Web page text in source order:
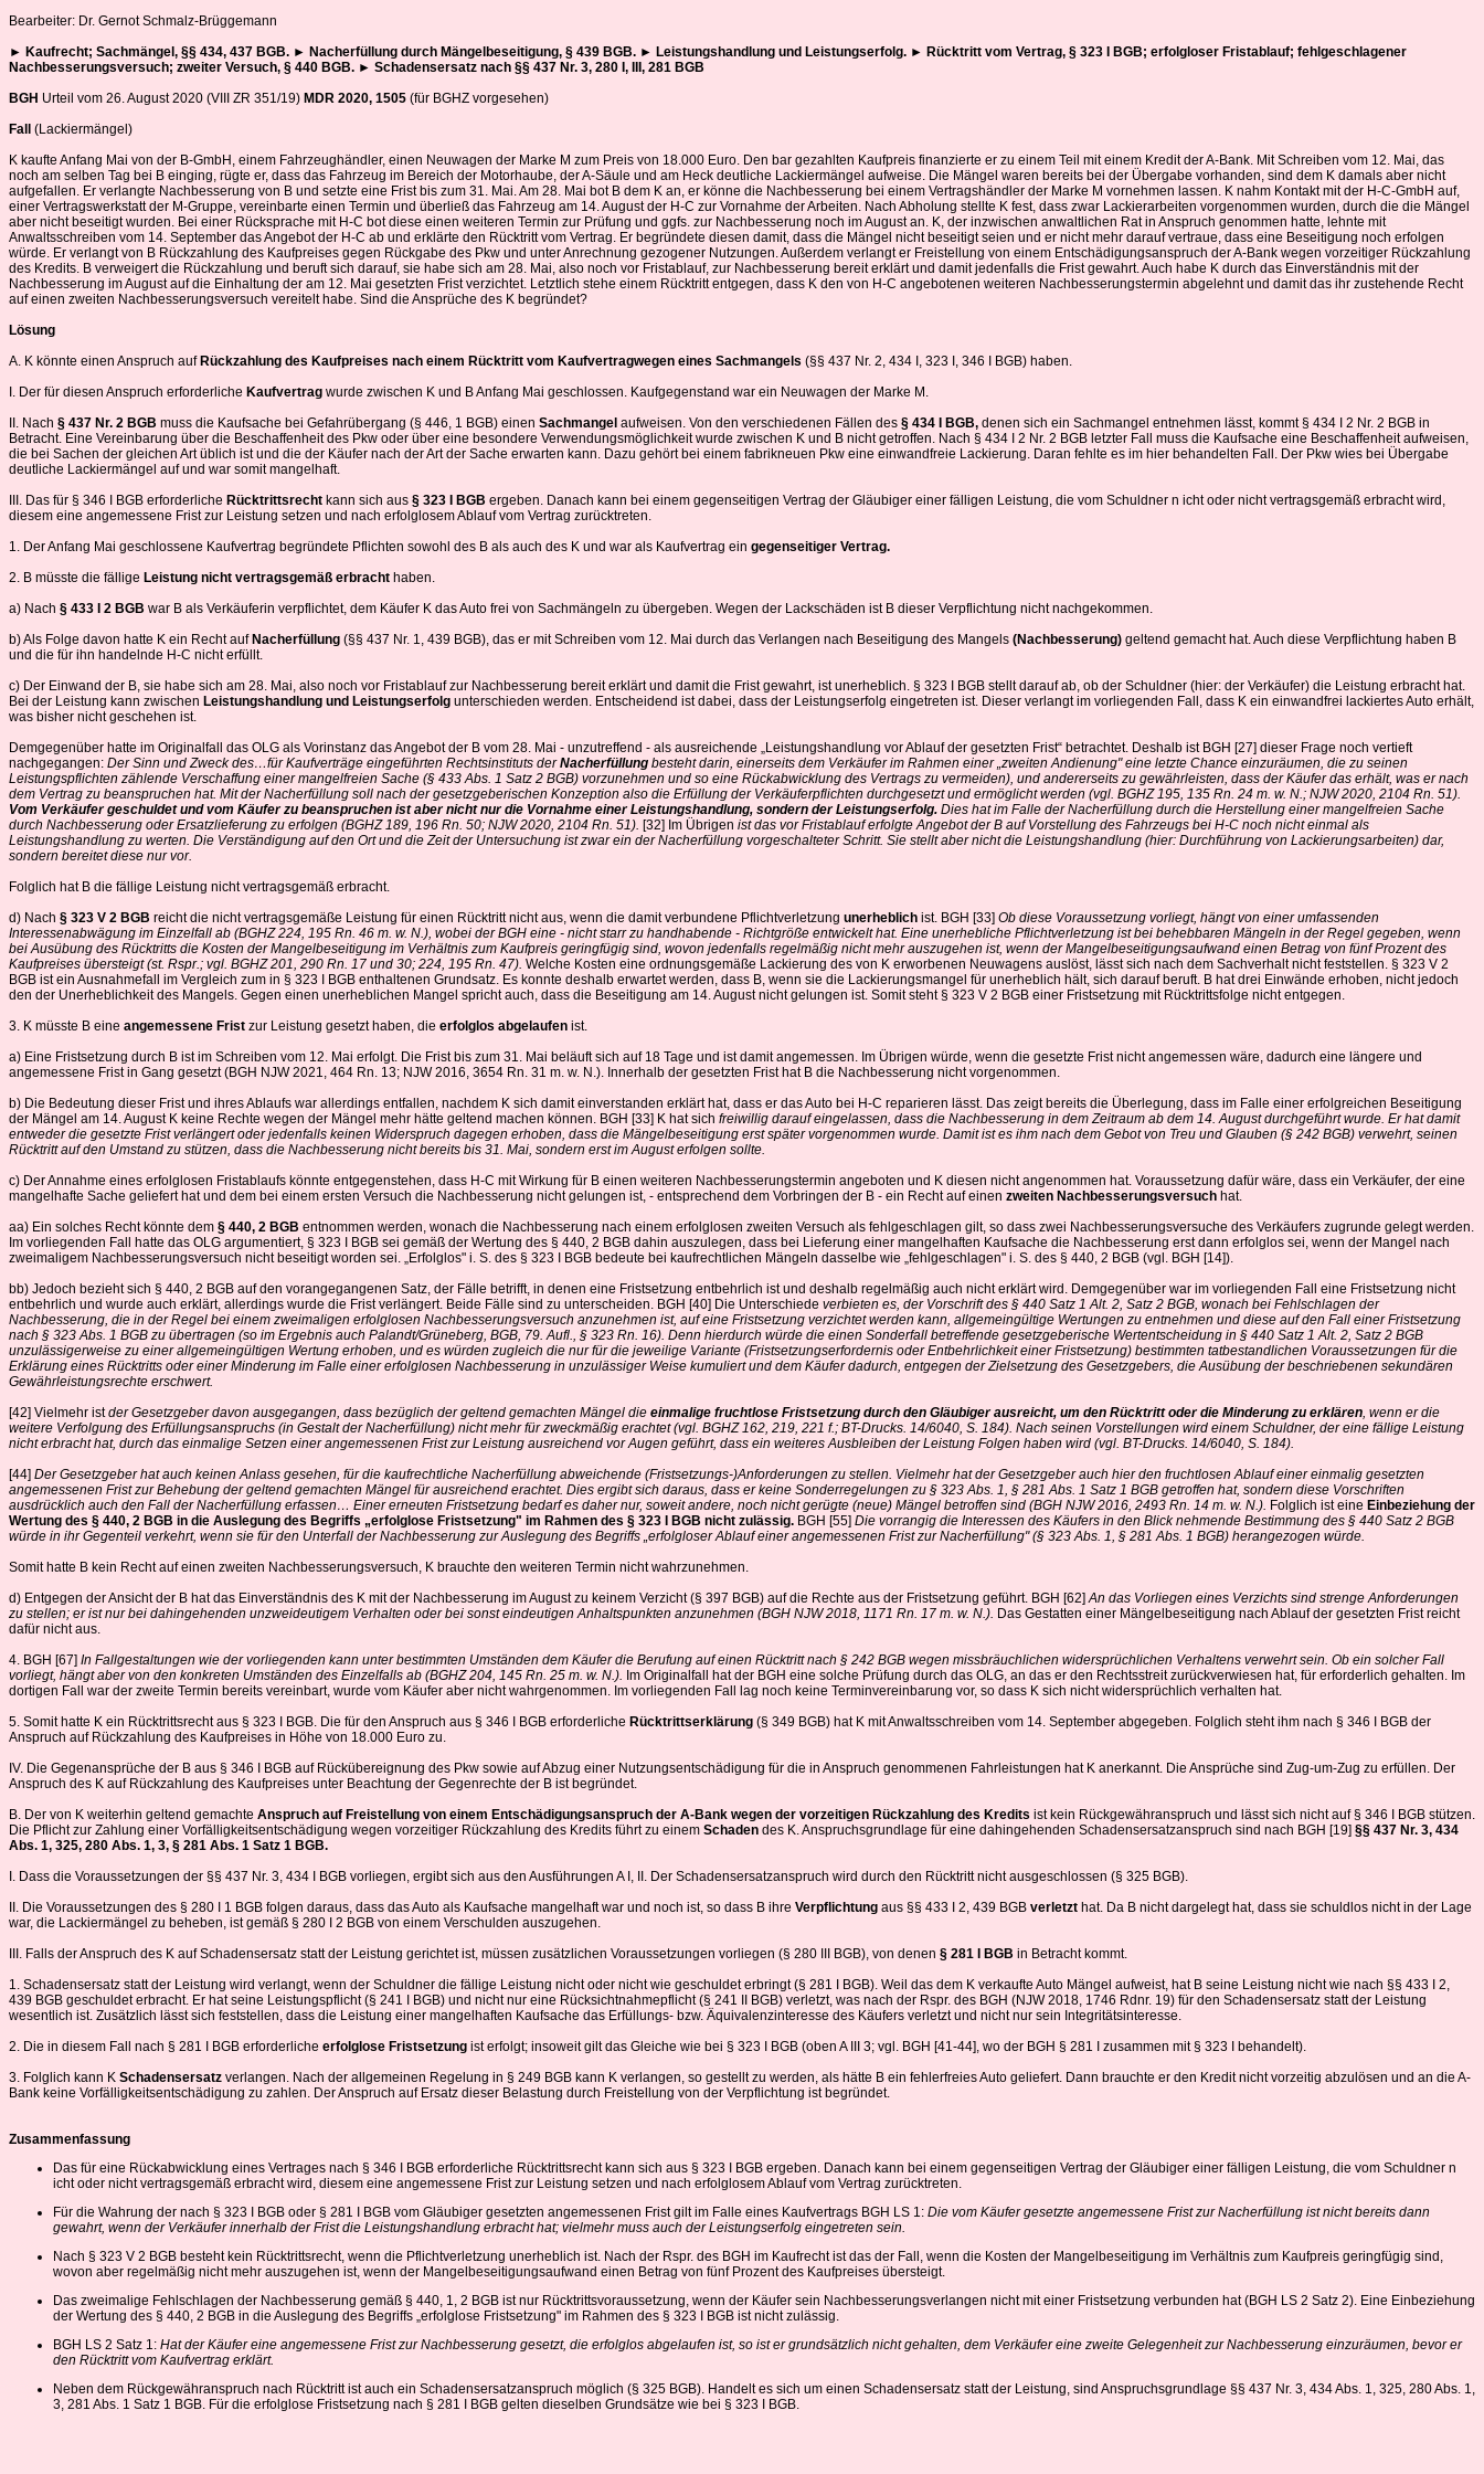
Bearbeiter: Dr. Gernot Schmalz-Brüggemann
► Kaufrecht; Sachmängel, §§ 434, 437 BGB. ► Nacherfüllung durch Mängelbeseitigung, § 439 BGB. ► Leistungshandlung und Leistungserfolg. ► Rücktritt vom Vertrag, § 323 I BGB; erfolgloser Fristablauf; fehlgeschlagener
Nachbesserungsversuch; zweiter Versuch, § 440 BGB. ► Schadensersatz nach §§ 437 Nr. 3, 280 I, III, 281 BGB
BGH Urteil vom 26. August 2020 (VIII ZR 351/19) MDR 2020, 1505 (für BGHZ vorgesehen)
Fall (Lackiermängel)
K kaufte Anfang Mai von der B-GmbH, einem Fahrzeughändler, einen Neuwagen der Marke M zum Preis von 18.000 Euro. Den bar gezahlten Kaufpreis finanzierte er zu einem Teil mit einem Kredit der A-Bank. Mit Schreiben vom 12. Mai, das
noch am selben Tag bei B einging, rügte er, dass das Fahrzeug im Bereich der Motorhaube, der A-Säule und am Heck deutliche Lackiermängel aufweise. Die Mängel waren bereits bei der Übergabe vorhanden, sind dem K damals aber nicht
aufgefallen. Er verlangte Nachbesserung von B und setzte eine Frist bis zum 31. Mai. Am 28. Mai bot B dem K an, er könne die Nachbesserung bei einem Vertragshändler der Marke M vornehmen lassen. K nahm Kontakt mit der H-C-GmbH auf,
einer Vertragswerkstatt der M-Gruppe, vereinbarte einen Termin und überließ das Fahrzeug am 14. August der H-C zur Vornahme der Arbeiten. Nach Abholung stellte K fest, dass zwar Lackierarbeiten vorgenommen wurden, durch die die Mängel
aber nicht beseitigt wurden. Bei einer Rücksprache mit H-C bot diese einen weiteren Termin zur Prüfung und ggfs. zur Nachbesserung noch im August an. K, der inzwischen anwaltlichen Rat in Anspruch genommen hatte, lehnte mit
Anwaltsschreiben vom 14. September das Angebot der H-C ab und erklärte den Rücktritt vom Vertrag. Er begründete diesen damit, dass die Mängel nicht beseitigt seien und er nicht mehr darauf vertraue, dass eine Beseitigung noch erfolgen
würde. Er verlangt von B Rückzahlung des Kaufpreises gegen Rückgabe des Pkw und unter Anrechnung gezogener Nutzungen. Außerdem verlangt er Freistellung von einem Entschädigungsanspruch der A-Bank wegen vorzeitiger Rückzahlung
des Kredits. B verweigert die Rückzahlung und beruft sich darauf, sie habe sich am 28. Mai, also noch vor Fristablauf, zur Nachbesserung bereit erklärt und damit jedenfalls die Frist gewahrt. Auch habe K durch das Einverständnis mit der
Nachbesserung im August auf die Einhaltung der am 12. Mai gesetzten Frist verzichtet. Letztlich stehe einem Rücktritt entgegen, dass K den von H-C angebotenen weiteren Nachbesserungstermin abgelehnt und damit das ihr zustehende Recht
auf einen zweiten Nachbesserungsversuch vereitelt habe. Sind die Ansprüche des K begründet?
Lösung
A. K könnte einen Anspruch auf Rückzahlung des Kaufpreises nach einem Rücktritt vom Kaufvertragwegen eines Sachmangels (§§ 437 Nr. 2, 434 I, 323 I, 346 I BGB) haben.
I. Der für diesen Anspruch erforderliche Kaufvertrag wurde zwischen K und B Anfang Mai geschlossen. Kaufgegenstand war ein Neuwagen der Marke M.
II. Nach § 437 Nr. 2 BGB muss die Kaufsache bei Gefahrübergang (§ 446, 1 BGB) einen Sachmangel aufweisen. Von den verschiedenen Fällen des § 434 I BGB, denen sich ein Sachmangel entnehmen lässt, kommt § 434 I 2 Nr. 2 BGB in
Betracht. Eine Vereinbarung über die Beschaffenheit des Pkw oder über eine besondere Verwendungsmöglichkeit wurde zwischen K und B nicht getroffen. Nach § 434 I 2 Nr. 2 BGB letzter Fall muss die Kaufsache eine Beschaffenheit aufweisen,
die bei Sachen der gleichen Art üblich ist und die der Käufer nach der Art der Sache erwarten kann. Dazu gehört bei einem fabrikneuen Pkw eine einwandfreie Lackierung. Daran fehlte es im hier behandelten Fall. Der Pkw wies bei Übergabe
deutliche Lackiermängel auf und war somit mangelhaft.
III. Das für § 346 I BGB erforderliche Rücktrittsrecht kann sich aus § 323 I BGB ergeben. Danach kann bei einem gegenseitigen Vertrag der Gläubiger einer fälligen Leistung, die vom Schuldner n icht oder nicht vertragsgemäß erbracht wird,
diesem eine angemessene Frist zur Leistung setzen und nach erfolglosem Ablauf vom Vertrag zurücktreten.
1. Der Anfang Mai geschlossene Kaufvertrag begründete Pflichten sowohl des B als auch des K und war als Kaufvertrag ein gegenseitiger Vertrag.
2. B müsste die fällige Leistung nicht vertragsgemäß erbracht haben.
a) Nach § 433 I 2 BGB war B als Verkäuferin verpflichtet, dem Käufer K das Auto frei von Sachmängeln zu übergeben. Wegen der Lackschäden ist B dieser Verpflichtung nicht nachgekommen.
b) Als Folge davon hatte K ein Recht auf Nacherfüllung (§§ 437 Nr. 1, 439 BGB), das er mit Schreiben vom 12. Mai durch das Verlangen nach Beseitigung des Mangels (Nachbesserung) geltend gemacht hat. Auch diese Verpflichtung haben B
und die für ihn handelnde H-C nicht erfüllt.
c) Der Einwand der B, sie habe sich am 28. Mai, also noch vor Fristablauf zur Nachbesserung bereit erklärt und damit die Frist gewahrt, ist unerheblich. § 323 I BGB stellt darauf ab, ob der Schuldner (hier: der Verkäufer) die Leistung erbracht hat.
Bei der Leistung kann zwischen Leistungshandlung und Leistungserfolg unterschieden werden. Entscheidend ist dabei, dass der Leistungserfolg eingetreten ist. Dieser verlangt im vorliegenden Fall, dass K ein einwandfrei lackiertes Auto erhält,
was bisher nicht geschehen ist.
Demgegenüber hatte im Originalfall das OLG als Vorinstanz das Angebot der B vom 28. Mai - unzutreffend - als ausreichende „Leistungshandlung vor Ablauf der gesetzten Frist“ betrachtet. Deshalb ist BGH [27] dieser Frage noch vertieft
nachgegangen: Der Sinn und Zweck des…für Kaufverträge eingeführten Rechtsinstituts derNacherfüllung besteht darin, einerseits dem Verkäufer im Rahmen einer „zweiten Andienung" eine letzte Chance einzuräumen, die zu seinen
Leistungspflichten zählende Verschaffung einer mangelfreien Sache (§ 433 Abs. 1 Satz 2 BGB) vorzunehmen und so eine Rückabwicklung des Vertrags zu vermeiden), und andererseits zu gewährleisten, dass der Käufer das erhält, was er nach
dem Vertrag zu beanspruchen hat. Mit der Nacherfüllung soll nach der gesetzgeberischen Konzeption also die Erfüllung der Verkäuferpflichten durchgesetzt und ermöglicht werden (vgl. BGHZ 195, 135 Rn. 24 m. w. N.; NJW 2020, 2104 Rn. 51).
Vom Verkäufer geschuldet und vom Käufer zu beanspruchen ist aber nicht nur die Vornahme einer Leistungshandlung, sondern der Leistungserfolg. Dies hat im Falle der Nacherfüllung durch die Herstellung einer mangelfreien Sache
durch Nachbesserung oder Ersatzlieferung zu erfolgen (BGHZ 189, 196 Rn. 50; NJW 2020, 2104 Rn. 51). [32] Im Übrigen ist das vor Fristablauf erfolgte Angebot der B auf Vorstellung des Fahrzeugs bei H-C noch nicht einmal als
Leistungshandlung zu werten. Die Verständigung auf den Ort und die Zeit der Untersuchung ist zwar ein der Nacherfüllung vorgeschalteter Schritt. Sie stellt aber nicht die Leistungshandlung (hier: Durchführung von Lackierungsarbeiten) dar,
sondern bereitet diese nur vor.
Folglich hat B die fällige Leistung nicht vertragsgemäß erbracht.
d) Nach § 323 V 2 BGB reicht die nicht vertragsgemäße Leistung für einen Rücktritt nicht aus, wenn die damit verbundene Pflichtverletzung unerheblich ist. BGH [33] Ob diese Voraussetzung vorliegt, hängt von einer umfassenden
Interessenabwägung im Einzelfall ab (BGHZ 224, 195 Rn. 46 m. w. N.), wobei der BGH eine - nicht starr zu handhabende - Richtgröße entwickelt hat. Eine unerhebliche Pflichtverletzung ist bei behebbaren Mängeln in der Regel gegeben, wenn
bei Ausübung des Rücktritts die Kosten der Mangelbeseitigung im Verhältnis zum Kaufpreis geringfügig sind, wovon jedenfalls regelmäßig nicht mehr auszugehen ist, wenn der Mangelbeseitigungsaufwand einen Betrag von fünf Prozent des
Kaufpreises übersteigt (st. Rspr.; vgl. BGHZ 201, 290 Rn. 17 und 30; 224, 195 Rn. 47). Welche Kosten eine ordnungsgemäße Lackierung des von K erworbenen Neuwagens auslöst, lässt sich nach dem Sachverhalt nicht feststellen. § 323 V 2
BGB ist ein Ausnahmefall im Vergleich zum in § 323 I BGB enthaltenen Grundsatz. Es konnte deshalb erwartet werden, dass B, wenn sie die Lackierungsmangel für unerheblich hält, sich darauf beruft. B hat drei Einwände erhoben, nicht jedoch
den der Unerheblichkeit des Mangels. Gegen einen unerheblichen Mangel spricht auch, dass die Beseitigung am 14. August nicht gelungen ist. Somit steht § 323 V 2 BGB einer Fristsetzung mit Rücktrittsfolge nicht entgegen.
3. K müsste B eine angemessene Frist zur Leistung gesetzt haben, die erfolglos abgelaufen ist.
a) Eine Fristsetzung durch B ist im Schreiben vom 12. Mai erfolgt. Die Frist bis zum 31. Mai beläuft sich auf 18 Tage und ist damit angemessen. Im Übrigen würde, wenn die gesetzte Frist nicht angemessen wäre, dadurch eine längere und
angemessene Frist in Gang gesetzt (BGH NJW 2021, 464 Rn. 13; NJW 2016, 3654 Rn. 31 m. w. N.). Innerhalb der gesetzten Frist hat B die Nachbesserung nicht vorgenommen.
b) Die Bedeutung dieser Frist und ihres Ablaufs war allerdings entfallen, nachdem K sich damit einverstanden erklärt hat, dass er das Auto bei H-C reparieren lässt. Das zeigt bereits die Überlegung, dass im Falle einer erfolgreichen Beseitigung
der Mängel am 14. August K keine Rechte wegen der Mängel mehr hätte geltend machen können. BGH [33] K hat sich freiwillig darauf eingelassen, dass die Nachbesserung in dem Zeitraum ab dem 14. August durchgeführt wurde. Er hat damit
entweder die gesetzte Frist verlängert oder jedenfalls keinen Widerspruch dagegen erhoben, dass die Mängelbeseitigung erst später vorgenommen wurde. Damit ist es ihm nach dem Gebot von Treu und Glauben (§ 242 BGB) verwehrt, seinen
Rücktritt auf den Umstand zu stützen, dass die Nachbesserung nicht bereits bis 31. Mai, sondern erst im August erfolgen sollte.
c) Der Annahme eines erfolglosen Fristablaufs könnte entgegenstehen, dass H-C mit Wirkung für B einen weiteren Nachbesserungstermin angeboten und K diesen nicht angenommen hat. Voraussetzung dafür wäre, dass ein Verkäufer, der eine
mangelhafte Sache geliefert hat und dem bei einem ersten Versuch die Nachbesserung nicht gelungen ist, - entsprechend dem Vorbringen der B - ein Recht auf einen zweiten Nachbesserungsversuch hat.
aa) Ein solches Recht könnte dem § 440, 2 BGB entnommen werden, wonach die Nachbesserung nach einem erfolglosen zweiten Versuch als fehlgeschlagen gilt, so dass zwei Nachbesserungsversuche des Verkäufers zugrunde gelegt werden.
Im vorliegenden Fall hatte das OLG argumentiert, § 323 I BGB sei gemäß der Wertung des § 440, 2 BGB dahin auszulegen, dass bei Lieferung einer mangelhaften Kaufsache die Nachbesserung erst dann erfolglos sei, wenn der Mangel nach
zweimaligem Nachbesserungsversuch nicht beseitigt worden sei. „Erfolglos" i. S. des § 323 I BGB bedeute bei kaufrechtlichen Mängeln dasselbe wie „fehlgeschlagen" i. S. des § 440, 2 BGB (vgl. BGH [14]).
bb) Jedoch bezieht sich § 440, 2 BGB auf den vorangegangenen Satz, der Fälle betrifft, in denen eine Fristsetzung entbehrlich ist und deshalb regelmäßig auch nicht erklärt wird. Demgegenüber war im vorliegenden Fall eine Fristsetzung nicht
entbehrlich und wurde auch erklärt, allerdings wurde die Frist verlängert. Beide Fälle sind zu unterscheiden. BGH [40] Die Unterschiede verbieten es, der Vorschrift des § 440 Satz 1 Alt. 2, Satz 2 BGB, wonach bei Fehlschlagen der
Nachbesserung, die in der Regel bei einem zweimaligen erfolglosen Nachbesserungsversuch anzunehmen ist, auf eine Fristsetzung verzichtet werden kann, allgemeingültige Wertungen zu entnehmen und diese auf den Fall einer Fristsetzung
nach § 323 Abs. 1 BGB zu übertragen (so im Ergebnis auch Palandt/Grüneberg, BGB, 79. Aufl., § 323 Rn. 16). Denn hierdurch würde die einen Sonderfall betreffende gesetzgeberische Wertentscheidung in § 440 Satz 1 Alt. 2, Satz 2 BGB
unzulässigerweise zu einer allgemeingültigen Wertung erhoben, und es würden zugleich die nur für die jeweilige Variante (Fristsetzungserfordernis oder Entbehrlichkeit einer Fristsetzung) bestimmten tatbestandlichen Voraussetzungen für die
Erklärung eines Rücktritts oder einer Minderung im Falle einer erfolglosen Nachbesserung in unzulässiger Weise kumuliert und dem Käufer dadurch, entgegen der Zielsetzung des Gesetzgebers, die Ausübung der beschriebenen sekundären
Gewährleistungsrechte erschwert.
[42] Vielmehr istder Gesetzgeber davon ausgegangen, dass bezüglich der geltend gemachten Mängel die einmalige fruchtlose Fristsetzung durch den Gläubiger ausreicht, um den Rücktritt oder die Minderung zu erklären, wenn er die
weitere Verfolgung des Erfüllungsanspruchs (in Gestalt der Nacherfüllung) nicht mehr für zweckmäßig erachtet (vgl. BGHZ 162, 219, 221 f.; BT-Drucks. 14/6040, S. 184). Nach seinen Vorstellungen wird einem Schuldner, der eine fällige Leistung
nicht erbracht hat, durch das einmalige Setzen einer angemessenen Frist zur Leistung ausreichend vor Augen geführt, dass ein weiteres Ausbleiben der Leistung Folgen haben wird (vgl. BT-Drucks. 14/6040, S. 184).
[44] Der Gesetzgeber hat auch keinen Anlass gesehen, für die kaufrechtliche Nacherfüllung abweichende (Fristsetzungs-)Anforderungen zu stellen. Vielmehr hat der Gesetzgeber auch hier den fruchtlosen Ablauf einer einmalig gesetzten
angemessenen Frist zur Behebung der geltend gemachten Mängel für ausreichend erachtet. Dies ergibt sich daraus, dass er keine Sonderregelungen zu § 323 Abs. 1, § 281 Abs. 1 Satz 1 BGB getroffen hat, sondern diese Vorschriften
ausdrücklich auch den Fall der Nacherfüllung erfassen… Einer erneuten Fristsetzung bedarf es daher nur, soweit andere, noch nicht gerügte (neue) Mängel betroffen sind (BGH NJW 2016, 2493 Rn. 14 m. w. N.). Folglich ist eine Einbeziehung der
Wertung des § 440, 2 BGB in die Auslegung des Begriffs „erfolglose Fristsetzung" im Rahmen des § 323 I BGB nicht zulässig. BGH [55] Die vorrangig die Interessen des Käufers in den Blick nehmende Bestimmung des § 440 Satz 2 BGB
würde in ihr Gegenteil verkehrt, wenn sie für den Unterfall der Nachbesserung zur Auslegung des Begriffs „erfolgloser Ablauf einer angemessenen Frist zur Nacherfüllung" (§ 323 Abs. 1, § 281 Abs. 1 BGB) herangezogen würde.
Somit hatte B kein Recht auf einen zweiten Nachbesserungsversuch, K brauchte den weiteren Termin nicht wahrzunehmen.
d) Entgegen der Ansicht der B hat das Einverständnis des K mit der Nachbesserung im August zu keinem Verzicht (§ 397 BGB) auf die Rechte aus der Fristsetzung geführt. BGH [62]An das Vorliegen eines Verzichts sind strenge Anforderungen
zu stellen; er ist nur bei dahingehenden unzweideutigem Verhalten oder bei sonst eindeutigen Anhaltspunkten anzunehmen (BGH NJW 2018, 1171 Rn. 17 m. w. N.). Das Gestatten einer Mängelbeseitigung nach Ablauf der gesetzten Frist reicht
dafür nicht aus.
4. BGH [67] In Fallgestaltungen wie der vorliegenden kann unter bestimmten Umständen dem Käufer die Berufung auf einen Rücktritt nach § 242 BGB wegen missbräuchlichen widersprüchlichen Verhaltens verwehrt sein. Ob ein solcher Fall
vorliegt, hängt aber von den konkreten Umständen des Einzelfalls ab (BGHZ 204, 145 Rn. 25 m. w. N.). Im Originalfall hat der BGH eine solche Prüfung durch das OLG, an das er den Rechtsstreit zurückverwiesen hat, für erforderlich gehalten. Im
dortigen Fall war der zweite Termin bereits vereinbart, wurde vom Käufer aber nicht wahrgenommen. Im vorliegenden Fall lag noch keine Terminvereinbarung vor, so dass K sich nicht widersprüchlich verhalten hat.
5. Somit hatte K ein Rücktrittsrecht aus § 323 I BGB. Die für den Anspruch aus § 346 I BGB erforderliche Rücktrittserklärung (§ 349 BGB) hat K mit Anwaltsschreiben vom 14. September abgegeben. Folglich steht ihm nach § 346 I BGB der
Anspruch auf Rückzahlung des Kaufpreises in Höhe von 18.000 Euro zu.
IV. Die Gegenansprüche der B aus § 346 I BGB auf Rückübereignung des Pkw sowie auf Abzug einer Nutzungsentschädigung für die in Anspruch genommenen Fahrleistungen hat K anerkannt. Die Ansprüche sind Zug-um-Zug zu erfüllen. Der
Anspruch des K auf Rückzahlung des Kaufpreises unter Beachtung der Gegenrechte der B ist begründet.
B. Der von K weiterhin geltend gemachte Anspruch auf Freistellung von einem Entschädigungsanspruch der A-Bank wegen der vorzeitigen Rückzahlung des Kredits ist kein Rückgewähranspruch und lässt sich nicht auf § 346 I BGB stützen.
Die Pflicht zur Zahlung einer Vorfälligkeitsentschädigung wegen vorzeitiger Rückzahlung des Kredits führt zu einem Schaden des K. Anspruchsgrundlage für eine dahingehenden Schadensersatzanspruch sind nach BGH [19] §§ 437 Nr. 3, 434
Abs. 1, 325, 280 Abs. 1, 3, § 281 Abs. 1 Satz 1 BGB.
I. Dass die Voraussetzungen der §§ 437 Nr. 3, 434 I BGB vorliegen, ergibt sich aus den Ausführungen A I, II. Der Schadensersatzanspruch wird durch den Rücktritt nicht ausgeschlossen (§ 325 BGB).
II. Die Voraussetzungen des § 280 I 1 BGB folgen daraus, dass das Auto als Kaufsache mangelhaft war und noch ist, so dass B ihre Verpflichtung aus §§ 433 I 2, 439 BGB verletzt hat. Da B nicht dargelegt hat, dass sie schuldlos nicht in der Lage
war, die Lackiermängel zu beheben, ist gemäß § 280 I 2 BGB von einem Verschulden auszugehen.
III. Falls der Anspruch des K auf Schadensersatz statt der Leistung gerichtet ist, müssen zusätzlichen Voraussetzungen vorliegen (§ 280 III BGB), von denen § 281 I BGB in Betracht kommt.
1. Schadensersatz statt der Leistung wird verlangt, wenn der Schuldner die fällige Leistung nicht oder nicht wie geschuldet erbringt (§ 281 I BGB). Weil das dem K verkaufte Auto Mängel aufweist, hat B seine Leistung nicht wie nach §§ 433 I 2,
439 BGB geschuldet erbracht. Er hat seine Leistungspflicht (§ 241 I BGB) und nicht nur eine Rücksichtnahmepflicht (§ 241 II BGB) verletzt, was nach der Rspr. des BGH (NJW 2018, 1746 Rdnr. 19) für den Schadensersatz statt der Leistung
wesentlich ist. Zusätzlich lässt sich feststellen, dass die Leistung einer mangelhaften Kaufsache das Erfüllungs- bzw. Äquivalenzinteresse des Käufers verletzt und nicht nur sein Integritätsinteresse.
2. Die in diesem Fall nach § 281 I BGB erforderliche erfolglose Fristsetzung ist erfolgt; insoweit gilt das Gleiche wie bei § 323 I BGB (oben A III 3; vgl. BGH [41-44], wo der BGH § 281 I zusammen mit § 323 I behandelt).
3. Folglich kann K Schadensersatz verlangen. Nach der allgemeinen Regelung in § 249 BGB kann K verlangen, so gestellt zu werden, als hätte B ein fehlerfreies Auto geliefert. Dann brauchte er den Kredit nicht vorzeitig abzulösen und an die A-
Bank keine Vorfälligkeitsentschädigung zu zahlen. Der Anspruch auf Ersatz dieser Belastung durch Freistellung von der Verpflichtung ist begründet.
Zusammenfassung
Das für eine Rückabwicklung eines Vertrages nach § 346 I BGB erforderliche Rücktrittsrecht kann sich aus § 323 I BGB ergeben. Danach kann bei einem gegenseitigen Vertrag der Gläubiger einer fälligen Leistung, die vom Schuldner n
icht oder nicht vertragsgemäß erbracht wird, diesem eine angemessene Frist zur Leistung setzen und nach erfolglosem Ablauf vom Vertrag zurücktreten.
Für die Wahrung der nach § 323 I BGB oder § 281 I BGB vom Gläubiger gesetzten angemessenen Frist gilt im Falle eines Kaufvertrags BGH LS 1: Die vom Käufer gesetzte angemessene Frist zur Nacherfüllung ist nicht bereits dann
gewahrt, wenn der Verkäufer innerhalb der Frist die Leistungshandlung erbracht hat; vielmehr muss auch der Leistungserfolg eingetreten sein.
Nach § 323 V 2 BGB besteht kein Rücktrittsrecht, wenn die Pflichtverletzung unerheblich ist. Nach der Rspr. des BGH im Kaufrecht ist das der Fall, wenn die Kosten der Mangelbeseitigung im Verhältnis zum Kaufpreis geringfügig sind,
wovon aber regelmäßig nicht mehr auszugehen ist, wenn der Mangelbeseitigungsaufwand einen Betrag von fünf Prozent des Kaufpreises übersteigt.
Das zweimalige Fehlschlagen der Nachbesserung gemäß § 440, 1, 2 BGB ist nur Rücktrittsvoraussetzung, wenn der Käufer sein Nachbesserungsverlangen nicht mit einer Fristsetzung verbunden hat (BGH LS 2 Satz 2). Eine Einbeziehung
der Wertung des § 440, 2 BGB in die Auslegung des Begriffs „erfolglose Fristsetzung" im Rahmen des § 323 I BGB ist nicht zulässig.
BGH LS 2 Satz 1: Hat der Käufer eine angemessene Frist zur Nachbesserung gesetzt, die erfolglos abgelaufen ist, so ist er grundsätzlich nicht gehalten, dem Verkäufer eine zweite Gelegenheit zur Nachbesserung einzuräumen, bevor er
den Rücktritt vom Kaufvertrag erklärt.
Neben dem Rückgewähranspruch nach Rücktritt ist auch ein Schadensersatzanspruch möglich (§ 325 BGB). Handelt es sich um einen Schadensersatz statt der Leistung, sind Anspruchsgrundlage §§ 437 Nr. 3, 434 Abs. 1, 325, 280 Abs. 1,
3, 281 Abs. 1 Satz 1 BGB. Für die erfolglose Fristsetzung nach § 281 I BGB gelten dieselben Grundsätze wie bei § 323 I BGB.